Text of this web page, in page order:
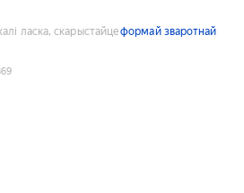
ласка, скарыстайцеформай зваротнай